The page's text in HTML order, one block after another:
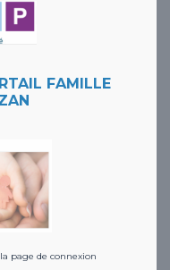
FAMILLE
page de connexion